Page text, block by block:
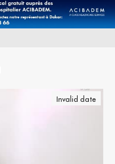
Invalid date